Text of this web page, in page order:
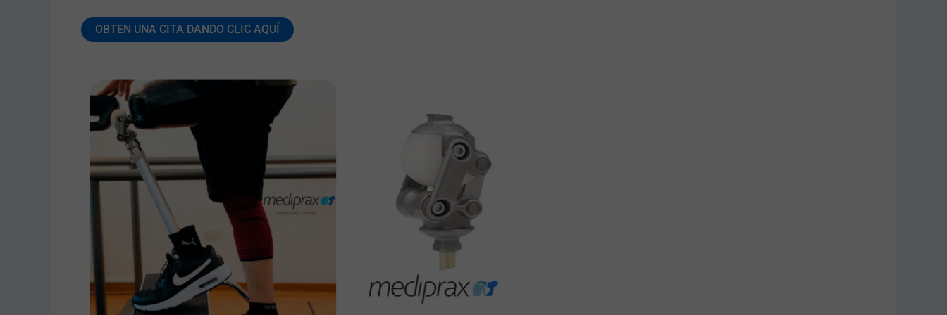
OBTEN UNA CITA DANDO CLIC AQUÍ